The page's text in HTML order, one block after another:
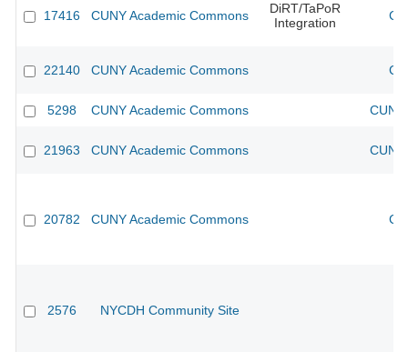
17416 CUNY Academic Commons
DiRT/TaPoR
Integration
22140 CUNY Academic Commons
5298 CUNY Academic Commons
21963 CUNY Academic Commons
20782 CUNY Academic Commons
2576 NYCDH Community Site